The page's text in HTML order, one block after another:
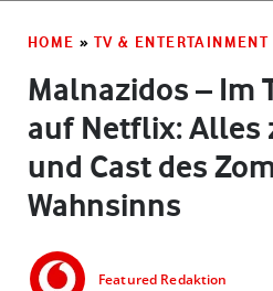
HOME » TV & ENTERTAINMENT
Malnazidos – Im
auf Netflix: Alles
und Cast des
Wahnsinns
Featured Redaktion